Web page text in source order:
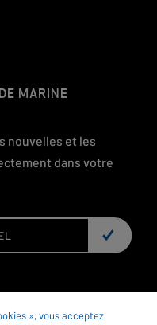
MARINE
nouvelles et les
dans votre
», vous acceptez